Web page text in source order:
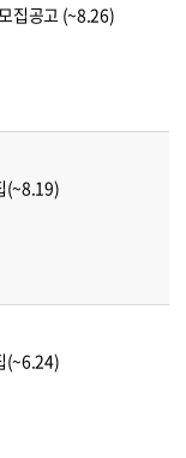
집공고 (~8.26)
(~8.19)
(~6.24)